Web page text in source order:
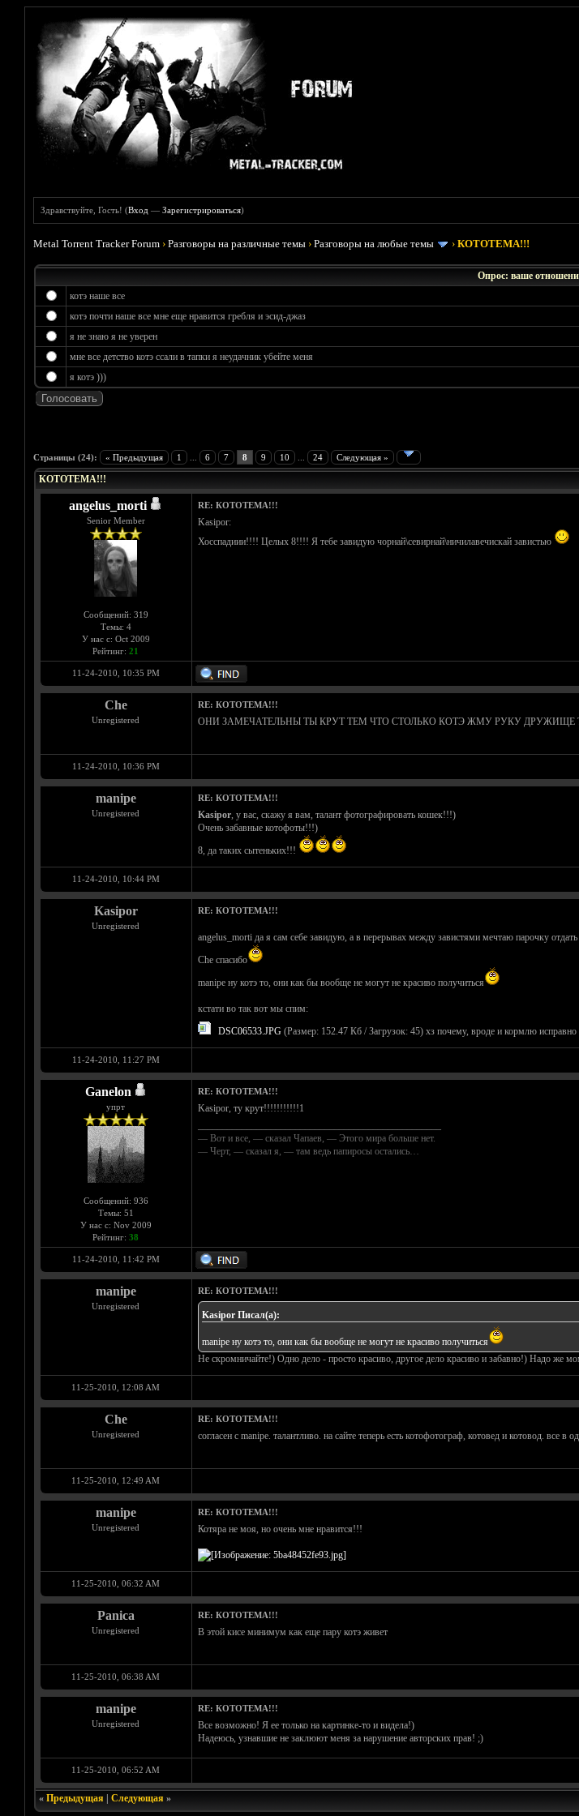
Здравствуйте, Гость! (Вход —Зарегистрироваться)
Metal Torrent Tracker Forum ›Разговоры на различные темы ›Разговоры на любые темы ›КОТОТЕМА!!!
Опрос: ваше
котэ наше все
котэ почти наше все мне еще нравится гребля и эсид-джаз
я не знаю я не уверен
мне все детство котэ ссали в тапки я неудачник убейте меня
я котэ )))
Страницы (24): « Предыдущая 1 6 7 8 9 10 24 Следующая »
Голосов: 5 - Средняя оценка: 3.8
1
2
3
4
5
КОТОТЕМА!!!
angelus_morti
Senior Member
Сообщений: 319
Темы: 4
У нас с: Oct 2009
Рейтинг: 21
RE: КОТОТЕМА!!!
Kasipor:
Хосспадиии!!!! Целых 8!!!! Я тебе завидую чорнай\севирнай\ничилавечискай завистью
11-24-2010, 10:35 PM
Che
Unregistered
RE: КОТОТЕМА!!!
ОНИ ЗАМЕЧАТЕЛЬНЫ ТЫ КРУТ ТЕМ ЧТО СТОЛЬКО КОТЭ ЖМУ РУКУ ДРУЖИЩЕ
11-24-2010, 10:36 PM
manipe
Unregistered
RE: КОТОТЕМА!!!
Kasipor, у вас, скажу я вам, талант фотографировать кошек!!!)
Очень забавные котофоты!!!)
8, да таких сытеньких!!!
11-24-2010, 10:44 PM
Kasipor
Unregistered
RE: КОТОТЕМА!!!
angelus_morti да я сам себе завидую, а в перерывах между завистями мечтаю парочку
Che спасибо
manipe ну котэ то, они как бы вообще не могут не красиво получиться
кстати во так вот мы спим:
DSC06533.JPG(Размер: 152.47 Кб / Загрузок: 45) хз почему, вроде и кормлю исправно
11-24-2010, 11:27 PM
Ganelon
упрт
Сообщений: 936
Темы: 51
У нас с: Nov 2009
Рейтинг: 38
RE: КОТОТЕМА!!!
Kasipor, ту крут!!!!!!!!!!!1
— Вот и все, — сказал Чапаев, — Этого мира больше нет.
— Черт, — сказал я, — там ведь папиросы остались…
11-24-2010, 11:42 PM
manipe
Unregistered
RE: КОТОТЕМА!!!
Kasipor Писал(а):
manipe ну котэ то, они как бы вообще не могут не красиво получиться
Не скромничайте!) Одно дело - просто красиво, другое дело красиво и забавно!) Надо же
11-25-2010, 12:08 AM
Che
Unregistered
RE: КОТОТЕМА!!!
согласен с manipe. талантливо. на сайте теперь есть котофотограф, котовед и котовод. все в
11-25-2010, 12:49 AM
manipe
Unregistered
RE: КОТОТЕМА!!!
Котяра не моя, но очень мне нравится!!!
11-25-2010, 06:32 AM
Panica
Unregistered
RE: КОТОТЕМА!!!
В этой кисе минимум как еще пару котэ живет
11-25-2010, 06:38 AM
manipe
Unregistered
RE: КОТОТЕМА!!!
Все возможно! Я ее только на картинке-то и видела!)
Надеюсь, узнавшие не заклюют меня за нарушение авторских прав! ;)
11-25-2010, 06:52 AM
« Предыдущая| Следующая»